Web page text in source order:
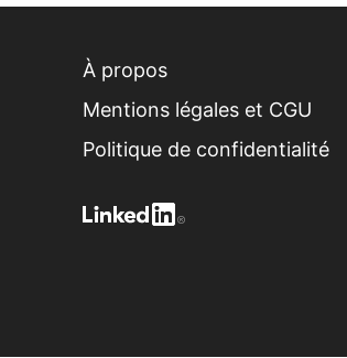
À propos
Mentions légales et CGU
Politique de confidentialité